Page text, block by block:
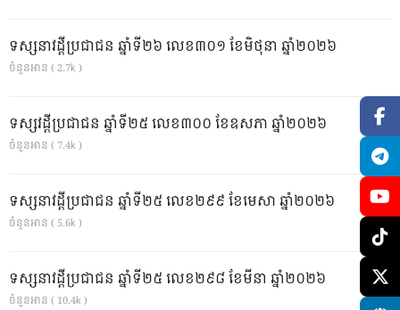
ទស្សនាវដ្ដីប្រជាជន ឆ្នាំទី២៦ លេខ៣០១ ខែមិថុនា ឆ្នាំ២០២៦
ចំនួនអាន ( 2.7k )
ទស្សវដ្តីប្រជាជន ឆ្នាំទី២៥ លេខ៣០០ ខែឧសភា ឆ្នាំ២០២៦
ចំនួនអាន ( 7.4k )
ទស្សនាវដ្ដីប្រជាជន ឆ្នាំទី២៥ លេខ២៩៩ ខែមេសា ឆ្នាំ២០២៦
ចំនួនអាន ( 5.6k )
ទស្សនាវដ្ដីប្រជាជន ឆ្នាំទី២៥ លេខ២៩៨ ខែមីនា ឆ្នាំ២០២៦
ចំនួនអាន ( 10.4k )